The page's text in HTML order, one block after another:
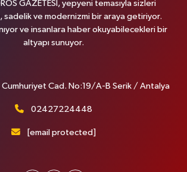
GAZETESİ, yepyeni temasıyla sizleri
sadelik ve modernizmi bir araya getiriyor.
ve insanlara haber okuyabilecekleri bir
altyapı sunuyor.
Cumhuriyet Cad. No:19/A-B Serik / Antalya
02427224448
[email protected]